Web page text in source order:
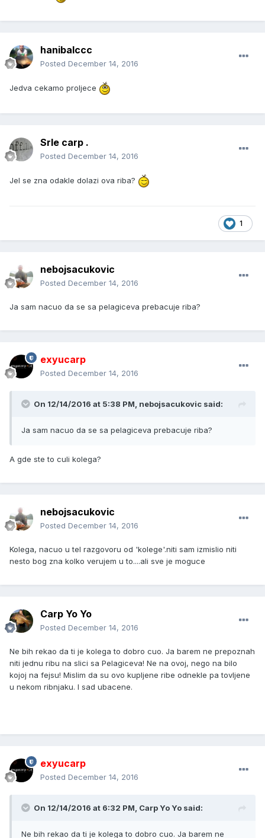
hanibalccc
Posted December 14, 2016
Jedva cekamo proljece
Srle carp .
Posted December 14, 2016
Jel se zna odakle dolazi ova riba?
1
nebojsacukovic
Posted December 14, 2016
Ja sam nacuo da se sa pelagiceva prebacuje riba?
exyucarp
Posted December 14, 2016
On 12/14/2016 at 5:38 PM, nebojsacukovic said:
Ja sam nacuo da se sa pelagiceva prebacuje riba?
A gde ste to culi kolega?
nebojsacukovic
Posted December 14, 2016
Kolega, nacuo u tel razgovoru od 'kolege'.niti sam izmislio niti
nesto bog zna kolko verujem u to....ali sve je moguce
Carp Yo Yo
Posted December 14, 2016
Ne bih rekao da ti je kolega to dobro cuo. Ja barem ne prepoznah
niti jednu ribu na slici sa Pelagiceva! Ne na ovoj, nego na bilo
kojoj na fejsu! Mislim da su ovo kupljene ribe odnekle pa tovljene
u nekom ribnjaku. I sad ubacene.
exyucarp
Posted December 14, 2016
On 12/14/2016 at 6:32 PM, Carp Yo Yo said:
Ne bih rekao da ti je kolega to dobro cuo. Ja barem ne